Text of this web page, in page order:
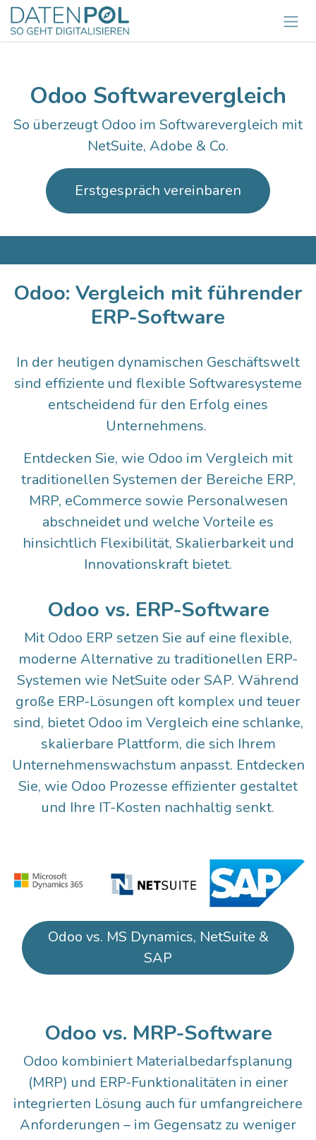
Zum Inhalt springen
Odoo Softwarevergleich
So überzeugt Odoo im Softwarevergleich mit
NetSuite, Adobe & Co.
Erstgespräch vereinbaren
Odoo: Vergleich mit führender
ERP-Software
In der heutigen dynamischen Geschäftswelt
sind effiziente und flexible Softwaresysteme
entscheidend für den Erfolg eines
Unternehmens.
Entdecken Sie, wie Odoo im Vergleich mit
traditionellen Systemen der Bereiche ERP,
MRP, eCommerce sowie Personalwesen
abschneidet und welche Vorteile es
hinsichtlich Flexibilität, Skalierbarkeit und
Innovationskraft bietet.
Odoo vs. ERP-Software
Mit Odoo ERP setzen Sie auf eine flexible,
moderne Alternative zu traditionellen ERP-
Systemen wie NetSuite oder SAP. Während
große ERP-Lösungen oft komplex und teuer
sind, bietet Odoo im Vergleich eine schlanke,
skalierbare Plattform, die sich Ihrem
Unternehmenswachstum anpasst. Entdecken
Sie, wie Odoo Prozesse effizienter gestaltet
und Ihre IT-Kosten nachhaltig senkt.
Odoo vs. MS Dynamics, NetSuite &
SAP
Odoo vs. MRP-Software
Odoo kombiniert Materialbedarfsplanung
(MRP) und ERP-Funktionalitäten in einer
integrierten Lösung auch für umfangreichere
Anforderungen – im Gegensatz zu weniger